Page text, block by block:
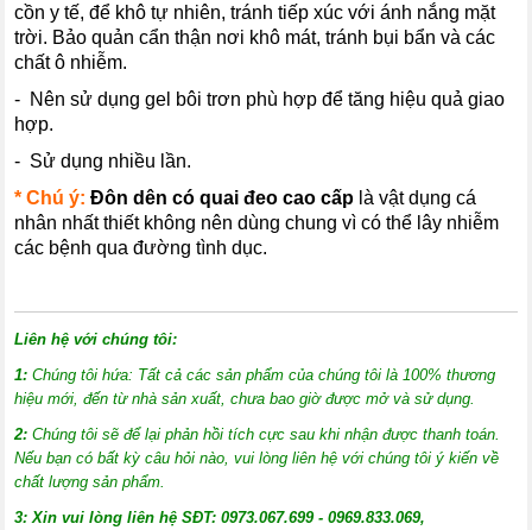
cồn y tế, để khô tự nhiên, tránh tiếp xúc với ánh nắng mặt
trời. Bảo quản cẩn thận nơi khô mát, tránh bụi bẩn và các
chất ô nhiễm.
- Nên sử dụng gel bôi trơn phù hợp để tăng hiệu quả giao
hợp.
- Sử dụng nhiều lần.
* Chú ý: Đôn dên có quai đeocao cấp là vật dụng cá
nhân nhất thiết không nên dùng chung vì có thể lây nhiễm
các bệnh qua đường tình dục.
Liên hệ với chúng tôi:
1: Chúng tôi hứa: Tất cả các sản phẩm của chúng tôi là 100% thương
hiệu mới, đến từ nhà sản xuất, chưa bao giờ được mở và sử dụng.
2: Chúng tôi sẽ để lại phản hồi tích cực sau khi nhận được thanh toán.
Nếu bạn có bất kỳ câu hỏi nào, vui lòng liên hệ với chúng tôi ý kiến về
chất lượng sản phẩm.
3:Xin vui lòng liên hệ SĐT: 0973.067.699 - 0969.833.069,